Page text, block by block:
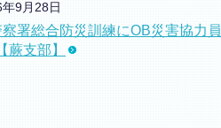
9月28日
署総合防災訓練にOB災害協力員
蕨支部】